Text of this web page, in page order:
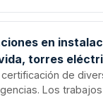
conforme a
en
torres
de
Los